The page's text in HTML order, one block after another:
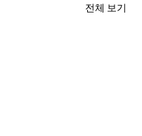
전체 보기